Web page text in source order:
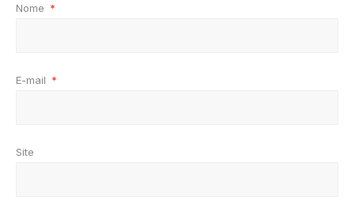
Nome *
E-mail *
Site